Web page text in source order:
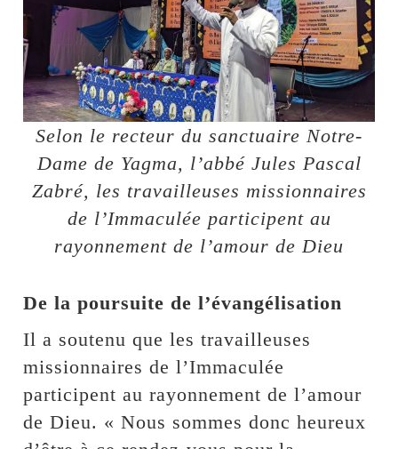
Selon le recteur du sanctuaire Notre-
Dame de Yagma, l’abbé Jules Pascal
Zabré, les travailleuses missionnaires
de l’Immaculée participent au
rayonnement de l’amour de Dieu
De la poursuite de l’évangélisation
Il a soutenu que les travailleuses
missionnaires de l’Immaculée
participent au rayonnement de l’amour
de Dieu. « Nous sommes donc heureux